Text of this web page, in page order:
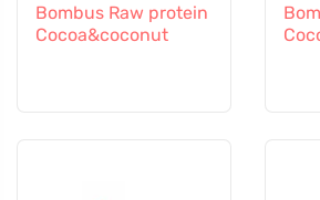
Bombus Raw protein
Cocoa&coconut